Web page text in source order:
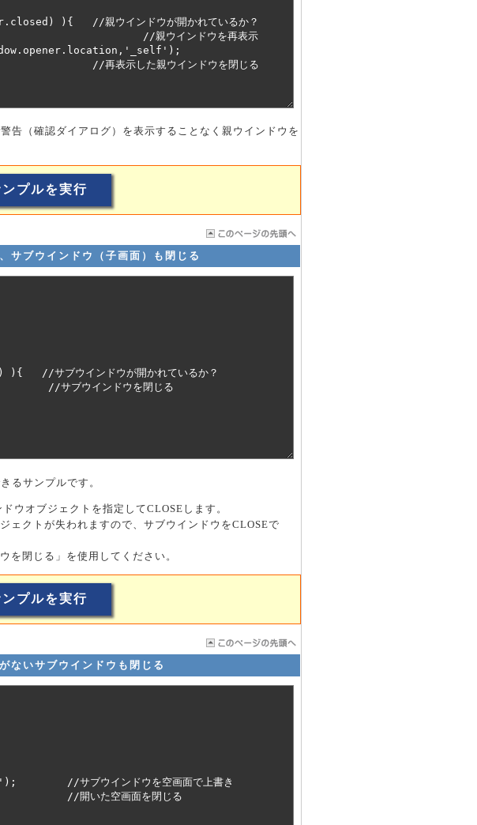
告（確認ダイアログ）を表示することなく親ウインドウを
サブウインドウ（子画面）も閉じる
るサンプルです。
ウオブジェクトを指定してCLOSEします。
ェクトが失われますので、サブウインドウをCLOSEで
を閉じる」を使用してください。
ないサブウインドウも閉じる